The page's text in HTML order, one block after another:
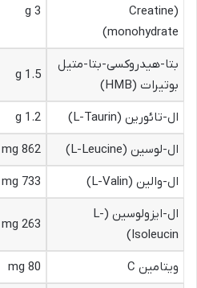
(Creatine
monohydrate)
3 g
بتا-هیدروکسی-بتا-متیل
بوتیرات (HMB)
1.5 g
ال-تائورین (L-Taurin) 1.2 g
ال-لوسین (L-Leucine)
862 mg
ال-والین (L-Valin)
733 mg
ال-ایزولوسین (L-
Isoleucin)
263 mg
ویتامین C 80 mg